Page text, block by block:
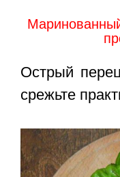
Острый
срежьте